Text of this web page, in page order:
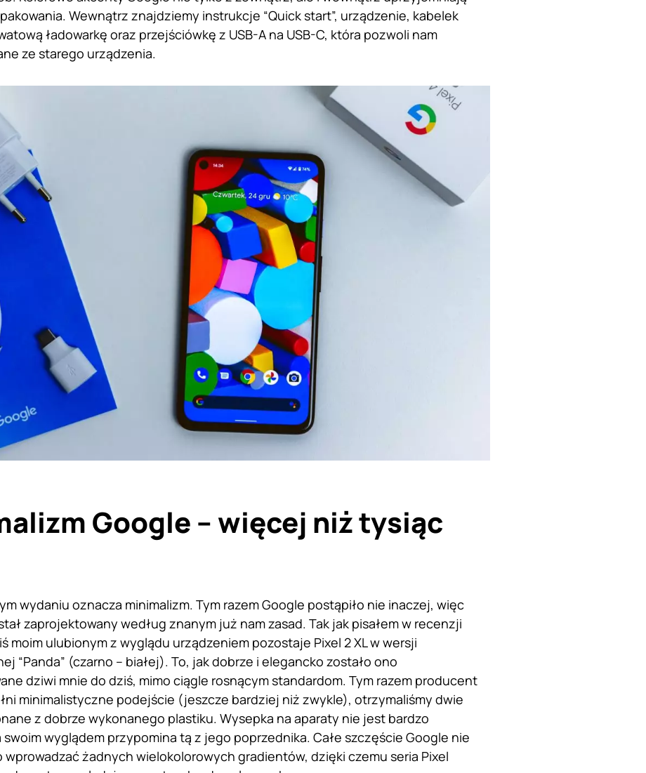
Wewnątrz znajdziemy instrukcje “Quick start”, urządzenie, kabelek
ładowarkę oraz przejściówkę z USB-A na USB-C, która pozwoli nam
ze starego urządzenia.
Google – więcej niż tysiąc
wydaniu oznacza minimalizm. Tym razem Google postąpiło nie inaczej, więc
zaprojektowany według znanym już nam zasad. Tak jak pisałem w recenzji
moim ulubionym z wyglądu urządzeniem pozostaje Pixel 2 XL w wersji
“Panda” (czarno – białej). To, jak dobrze i elegancko zostało ono
dziwi mnie do dziś, mimo ciągle rosnącym standardom. Tym razem producent
minimalistyczne podejście (jeszcze bardziej niż zwykle), otrzymaliśmy dwie
z dobrze wykonanego plastiku. Wysepka na aparaty nie jest bardzo
wyglądem przypomina tą z jego poprzednika. Całe szczęście Google nie
wprowadzać żadnych wielokolorowych gradientów, dzięki czemu seria Pixel